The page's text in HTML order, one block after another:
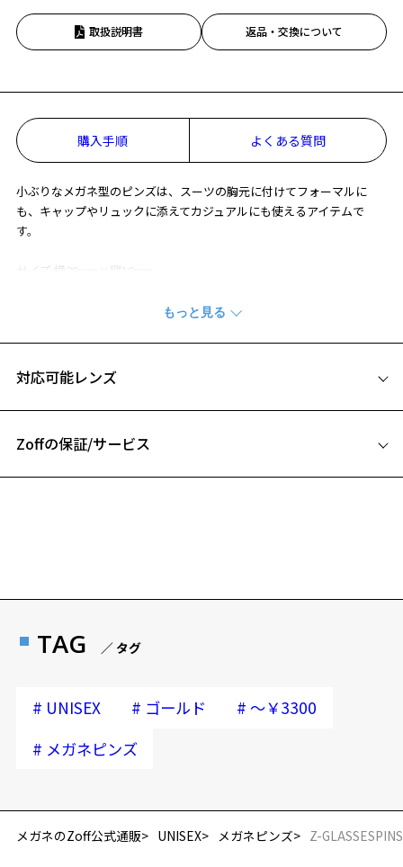
お気に入り
お気に入りに追加済です。
お気に入りリストは
こちら
取扱説明書 返品・交換について
購入手順 よくある質問
小ぶりなメガネ型のピンズは、スーツの胸元に付けてフォーマルに
も、キャップやリュックに添えてカジュアルにも使えるアイテムで
す。
サイズ:横29mm×縦10mm
対応可能レンズ
フレームとレンズの合計料金を知りたい方へ
Zoffの保証/サービス
日または発送日より１年間修理又は交換させて頂
延長されません。
安心2 視力測定無料
TAG ／ タグ
# UNISEX # ゴールド # ～￥3300
# メガネピンズ
メガネのZoff公式通販 UNISEX メガネピンズ Z-